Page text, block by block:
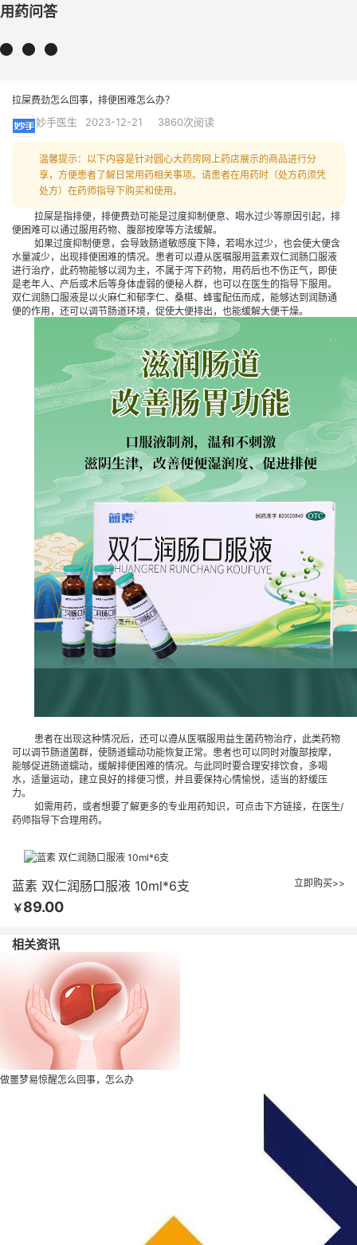
用药问答
拉屎费劲怎么回事，排便困难怎么办？
妙手医生 2023-12-21 3860次阅读
温馨提示：以下内容是针对圆心大药房网上药店展示的商品进行分
享，方便患者了解日常用药相关事项。请患者在用药时（处方药须凭
处方）在药师指导下购买和使用。
拉屎是指排便，排便费劲可能是过度抑制便意、喝水过少等原因引起，排
便困难可以通过服用药物、腹部按摩等方法缓解。
如果过度抑制便意，会导致肠道敏感度下降，若喝水过少，也会使大便含
水量减少，出现排便困难的情况。患者可以遵从医嘱服用蓝素双仁润肠口服液
进行治疗，此药物能够以润为主，不属于泻下药物，用药后也不伤正气，即使
是老年人、产后或术后等身体虚弱的便秘人群，也可以在医生的指导下服用。
双仁润肠口服液是以火麻仁和郁李仁、桑椹、蜂蜜配伍而成，能够达到润肠通
便的作用，还可以调节肠道环境，促使大便排出，也能缓解大便干燥。
患者在出现这种情况后，还可以遵从医嘱服用益生菌药物治疗，此类药物
可以调节肠道菌群，使肠道蠕动功能恢复正常。患者也可以同时对腹部按摩，
能够促进肠道蠕动，缓解排便困难的情况。与此同时要合理安排饮食，多喝
水，适量运动，建立良好的排便习惯，并且要保持心情愉悦，适当的舒缓压
力。
如需用药，或者想要了解更多的专业用药知识，可点击下方链接，在医生/
药师指导下合理用药。
蓝素 双仁润肠口服液 10ml*6支
￥89.00
立即购买>>
相关资讯
做噩梦易惊醒怎么回事，怎么办